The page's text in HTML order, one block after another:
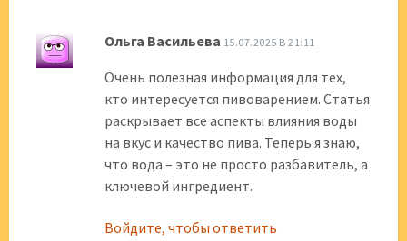
Ольга Васильева 15.07.2025 В 21:11
Очень полезная информация для тех,
кто интересуется пивоварением. Статья
раскрывает все аспекты влияния воды
на вкус и качество пива. Теперь я знаю,
что вода – это не просто разбавитель, а
ключевой ингредиент.
Войдите, чтобы ответить